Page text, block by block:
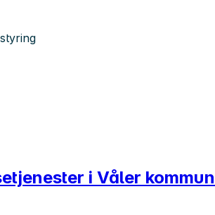
i Våler